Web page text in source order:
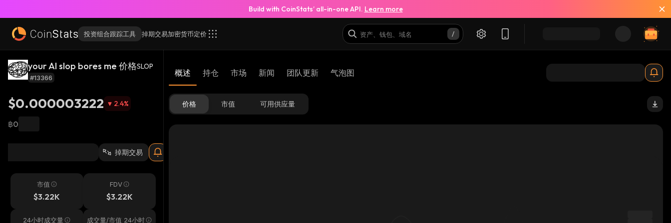
Build with CoinStats’ all-in-one API. Learn more
投资组合跟踪工具 掉期交易加密货币定价
your AI slop bores me 价格SLOP
#13366
$0.000003222 2.4%
฿0
掉期交易
市值
$3.22K
FDV
$3.22K
24小时成交量 成交量/市值 24小时
概述 持仓 市场 新闻 团队更新 气泡图
价格 市值 可用供应量